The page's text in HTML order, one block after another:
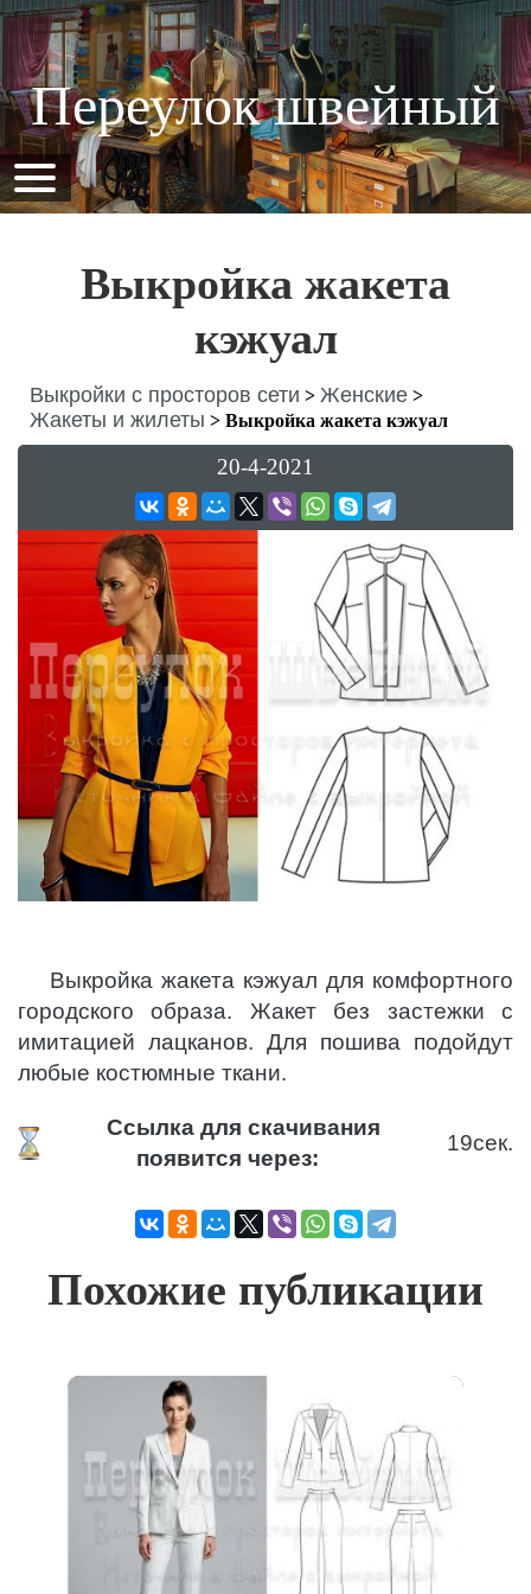
Переулок швейный
Выкройка жакета
кэжуал
Выкройки с просторов сети > Женские >
Жакеты и жилеты > Выкройка жакета кэжуал
20-4-2021
Выкройка жакета кэжуал для комфортного
городского образа. Жакет без застежки с
имитацией лацканов. Для пошива подойдут
любые костюмные ткани.
Ссылка для скачивания
появится через:
19сек.
Похожие публикации